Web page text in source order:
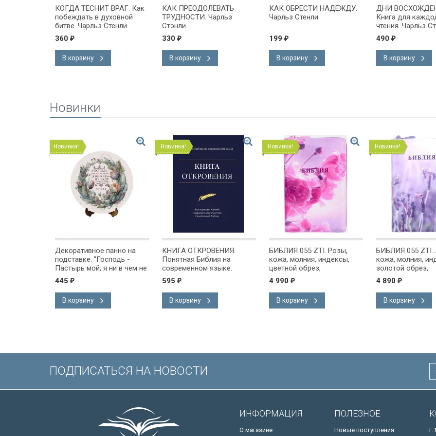
КОГДА ТЕСНИТ ВРАГ. Как
побеждать в духовной
битве. Чарльз Стенли
360 ₽
В корзину
КАК ПРЕОДОЛЕВАТЬ
ТРУДНОСТИ. Чарльз
Стэнли
330 ₽
В корзину
КАК ОБРЕСТИ НАДЕЖДУ.
Чарльз Стенли
199 ₽
В корзину
ДНИ
Книга для
чтения. Чарльз
490 ₽
В корзину
Новинки
Новинка!
Декоративное панно на
подставке: "Господь -
Пастырь мой; я ни в чем не
буду нуждаться" Пс 22:1
445 ₽
В корзину
Новинка!
КНИГА ОТКРОВЕНИЯ.
Понятная Библия на
современном языке.
Расширенный перевод с
параллельным текстом
Синодальной Библии
595 ₽
В корзину
Новинка!
БИБЛИЯ 055 ZTI. Розы,
кожа, молния, индексы,
цветной обрез,
параллельные места,
закладки /220х145/
4 990 ₽
В корзину
Новинка!
БИБЛИЯ 055 ZTI.
кожа, молния,
золотой обрез,
параллельные
закладки /
4 890 ₽
В корзину
ПОДПИСАТЬСЯ НА НОВОСТИ
ИНФОРМАЦИЯ
О магазине
ПОЛЕЗНОЕ
Новые поступления г.